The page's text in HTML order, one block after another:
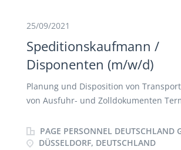
25/09/2021
Speditionskaufmann /
Disponenten (m/w/d)
Planung und Disposition von
von Ausfuhr- und Zolldokumenten
Transportaufträgen auf allen
Erstellung von Frachtrechnungen
PAGE PERSONNEL DEUTSCHLAND
DÜSSELDORF, DEUTSCHLAND